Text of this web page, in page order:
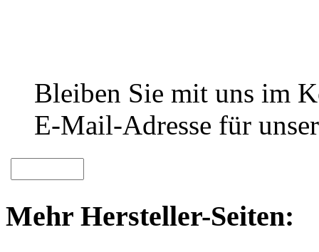
Bleiben Sie mit uns im
E-Mail-Adresse für
Mehr Hersteller-Seiten: